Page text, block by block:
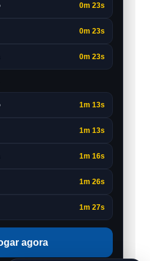
0m 23s
0m 23s
0m 23s
1m 13s
1m 13s
1m 16s
1m 26s
1m 27s
agora